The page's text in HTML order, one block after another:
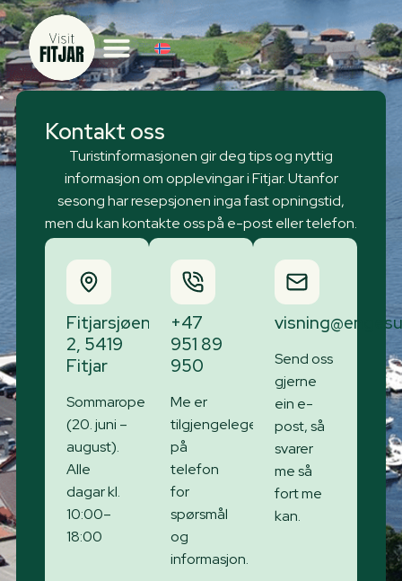
Kontakt oss
Turistinformasjonen gir deg tips og nyttig
informasjon om opplevingar i Fitjar. Utanfor
sesong har resepsjonen inga fast opningstid,
men du kan kontakte oss på e-post eller telefon.
Fitjarsjøen
2, 5419
Fitjar
Sommarope
(20. juni –
august).
Alle
dagar kl.
10:00–
18:00
+47
951 89
950
Me er
tilgjengelege
på
telefon
for
spørsmål
og
informasjon.
Send oss
gjerne
ein e-
post, så
svarer
me så
fort me
kan.